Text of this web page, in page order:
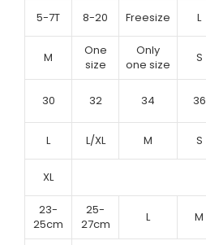
5-7T 8-20 Freesize L
M
One
size
Only
one size
S
30 32 34 36
L L/XL M S
XL
23-
25cm
25-
27cm
L M